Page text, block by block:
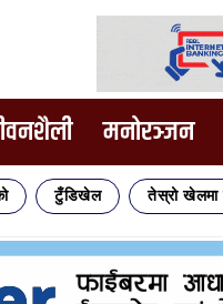
मनोरञ्जन
टुँडिखेल तेस्रो खेलमा